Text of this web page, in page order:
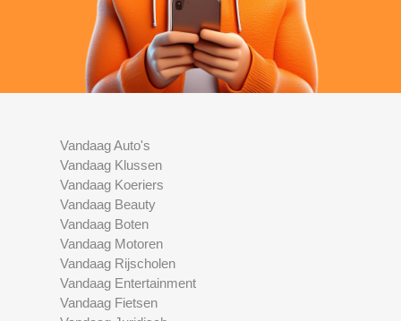
Vandaag Auto's
Vandaag Klussen
Vandaag Koeriers
Vandaag Beauty
Vandaag Boten
Vandaag Motoren
Vandaag Rijscholen
Vandaag Entertainment
Vandaag Fietsen